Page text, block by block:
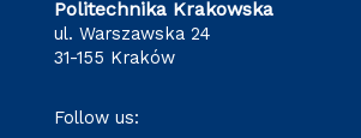
Politechnika Krakowska
ul. Warszawska 24
31-155 Kraków
Follow us: